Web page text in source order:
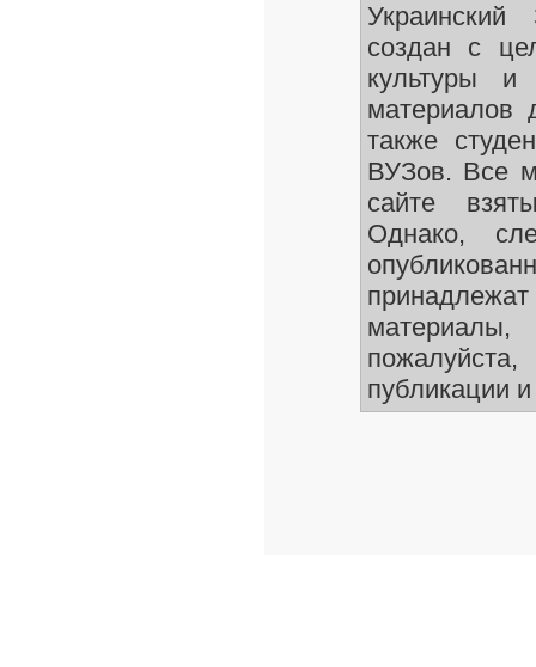
создан с
культуры и
материалов
также
ВУЗов. Все
сайте
Однако,
публикации